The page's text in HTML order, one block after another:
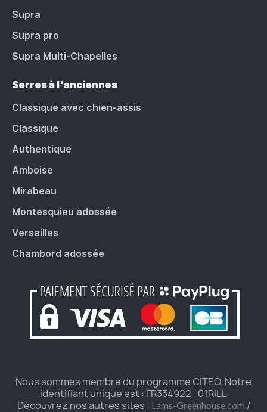
Supra
Supra pro
Supra Multi-Chapelles
Serres à l'anciennes
Classique avec chien-assis
Classique
Authentique
Amboise
Mirabeau
Montesquieu adossée
Versailles
Chambord adossée
Nous sommes membre du programme CITEO. Notre
identifiant unique est : FR334922_01RILL
Découvrez nos autres sites : Lams-Greenhouse.com /